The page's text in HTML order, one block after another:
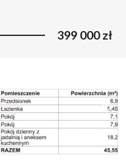
399 000 zł
Dodaj